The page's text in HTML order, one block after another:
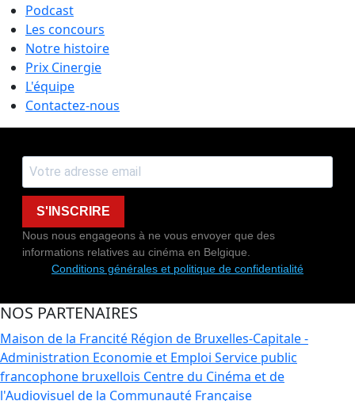
Podcast
Les concours
Notre histoire
Prix Cinergie
L'équipe
Contactez-nous
S'INSCRIRE
Nous nous engageons à ne vous envoyer que des
informations relatives au cinéma en Belgique.
Conditions générales et politique de confidentialité
NOS PARTENAIRES
Maison de la Francité Région de Bruxelles-Capitale -
Administration Economie et Emploi Service public
francophone bruxellois Centre du Cinéma et de
l'Audiovisuel de la Communauté Française